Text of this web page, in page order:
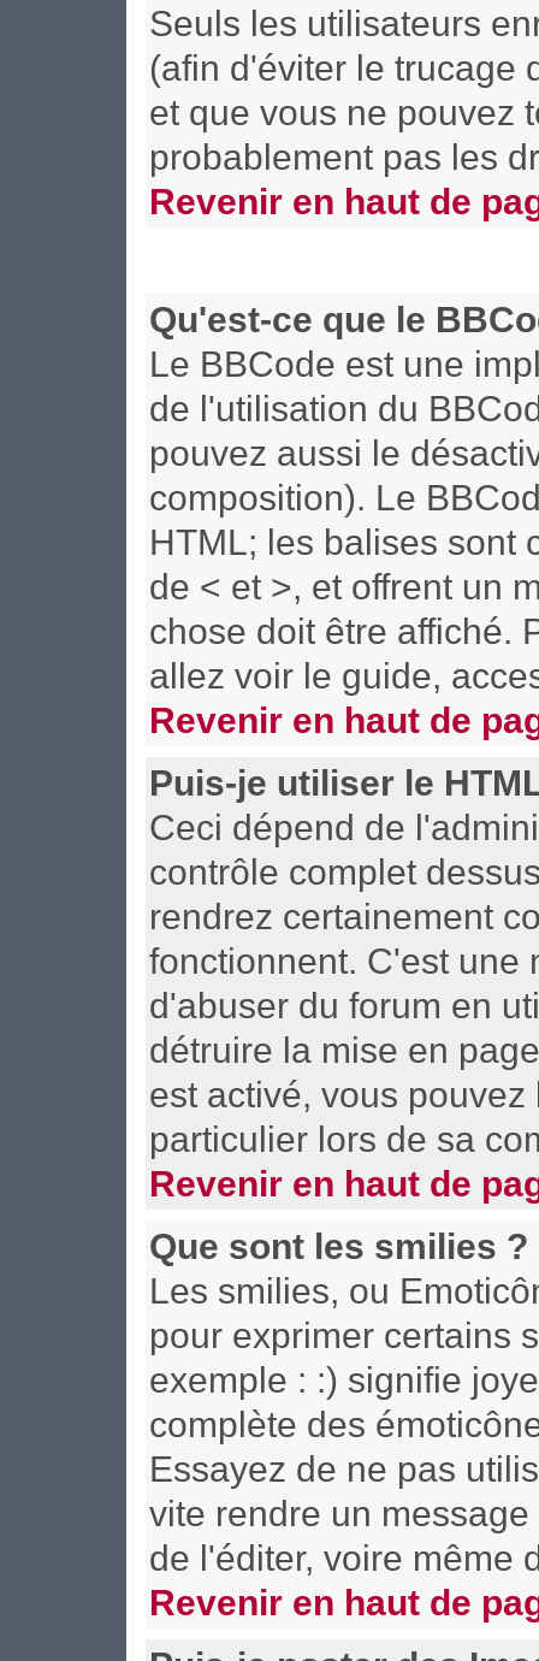
Seuls les utilisateurs
(afin d'éviter le trucage
et que vous ne pouvez
probablement pas les
Revenir en haut de
Qu'est-ce que le
Le BBCode est une
de l'utilisation du
pouvez aussi le
composition). Le
HTML; les balises sont
de < et >, et offrent un
chose doit être affiché.
allez voir le guide,
Revenir en haut de
Puis-je utiliser le
Ceci dépend de
contrôle complet
rendrez certainement
fonctionnent. C'est une
d'abuser du forum en
détruire la mise en
est activé, vous
particulier lors de sa
Revenir en haut de
Que sont les smilies ?
Les smilies, ou
pour exprimer certains
exemple : :) signifie
complète des
Essayez de ne pas
vite rendre un
de l'éditer, voire même
Revenir en haut de